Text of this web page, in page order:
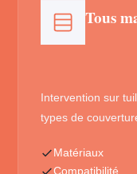
Tous
Intervention sur
types de
Matériaux
Compatibilité